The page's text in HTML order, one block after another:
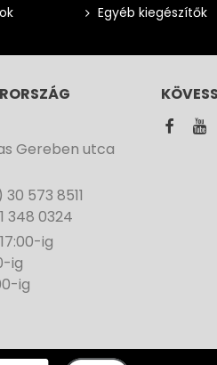
Egyéb kiegészítők
Gereben utca
573 8511
348 0324
ig
ig
ig